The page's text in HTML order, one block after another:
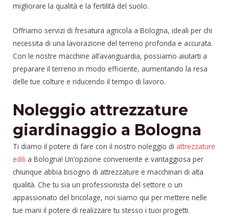
migliorare la qualità e la fertilità del suolo.
Offriamo servizi di fresatura agricola a Bologna, ideali per chi
necessita di una lavorazione del terreno profonda e accurata.
Con le nostre macchine all’avanguardia, possiamo aiutarti a
preparare il terreno in modo efficiente, aumentando la resa
delle tue colture e riducendo il tempo di lavoro.
Noleggio attrezzature
giardinaggio a Bologna
Ti diamo il potere di fare con il nostro noleggio di attrezzature
edili a Bologna! Un’opzione conveniente e vantaggiosa per
chiunque abbia bisogno di attrezzature e macchinari di alta
qualità. Che tu sia un professionista del settore o un
appassionato del bricolage, noi siamo qui per mettere nelle
tue mani il potere di realizzare tu stesso i tuoi progetti.